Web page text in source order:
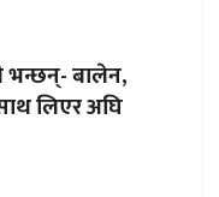
भन्छन्- बालेन,
लिएर अघि